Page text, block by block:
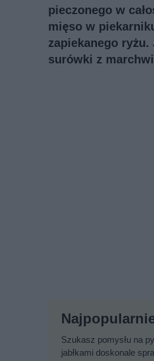
pieczonego w
mięso w
zapiekanego
surówki z
Szukasz pomysłu na
jabłkami doskonale